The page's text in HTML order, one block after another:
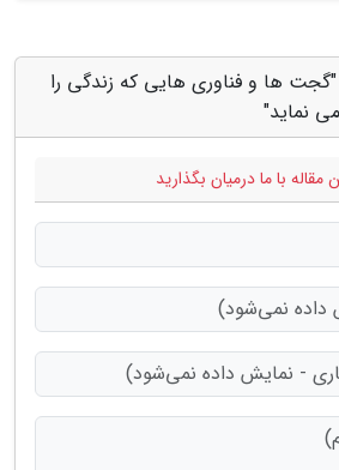
"گجت ها و فناوری هایی که زندگی را
نماید"
با ما درمیان بگذارید